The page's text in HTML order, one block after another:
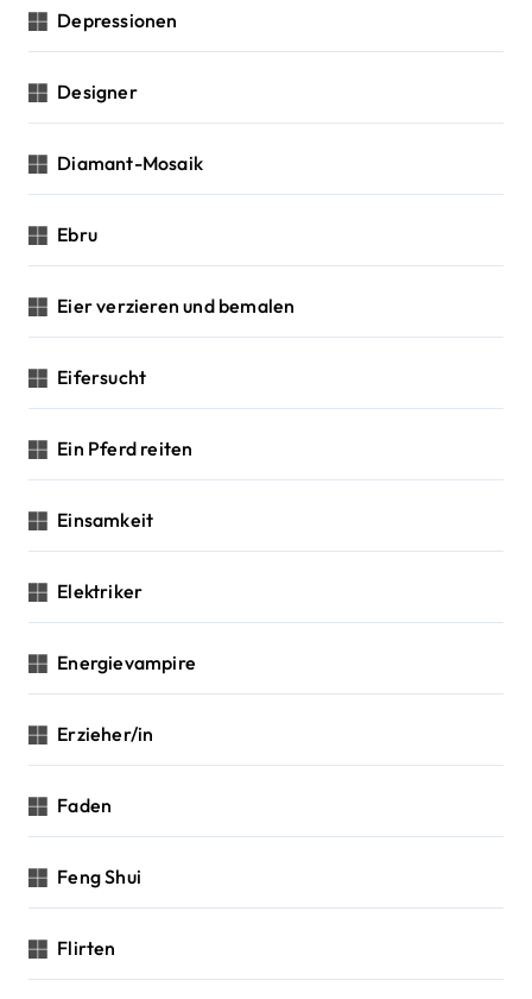
Depressionen
Designer
Diamant-Mosaik
Ebru
Eier verzieren und bemalen
Eifersucht
Ein Pferd reiten
Einsamkeit
Elektriker
Energievampire
Erzieher/in
Faden
Feng Shui
Flirten